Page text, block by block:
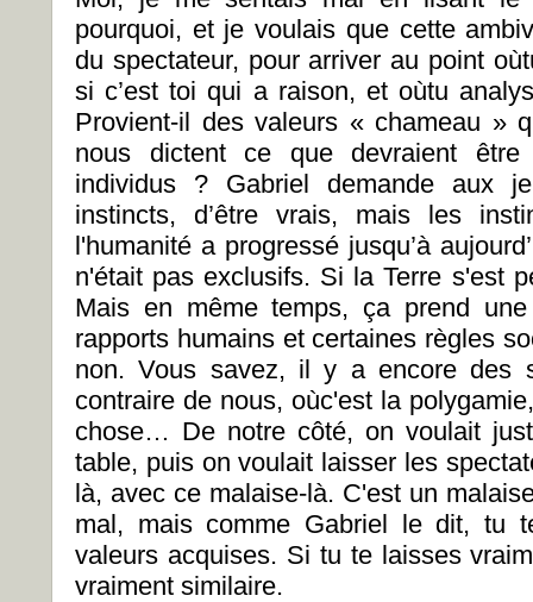
pourquoi, et je voulais que cette
du spectateur, pour arriver au point
si c’est toi qui a raison, et oùtu
Provient-il des valeurs « chameau »
nous dictent ce que devraient
individus ? Gabriel demande aux
instincts, d’être vrais, mais les
l'humanité a progressé jusqu’à
n'était pas exclusifs. Si la Terre s'est
Mais en même temps, ça prend
rapports humains et certaines règles
non. Vous savez, il y a encore des
contraire de nous, oùc'est la
chose… De notre côté, on voulait
table, puis on voulait laisser les
là, avec ce malaise-là. C'est un
mal, mais comme Gabriel le dit, tu
valeurs acquises. Si tu te laisses
vraiment similaire.